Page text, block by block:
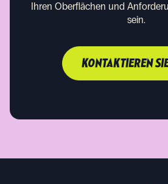
Ihren Oberflächen und
sein.
KONTAKTIEREN